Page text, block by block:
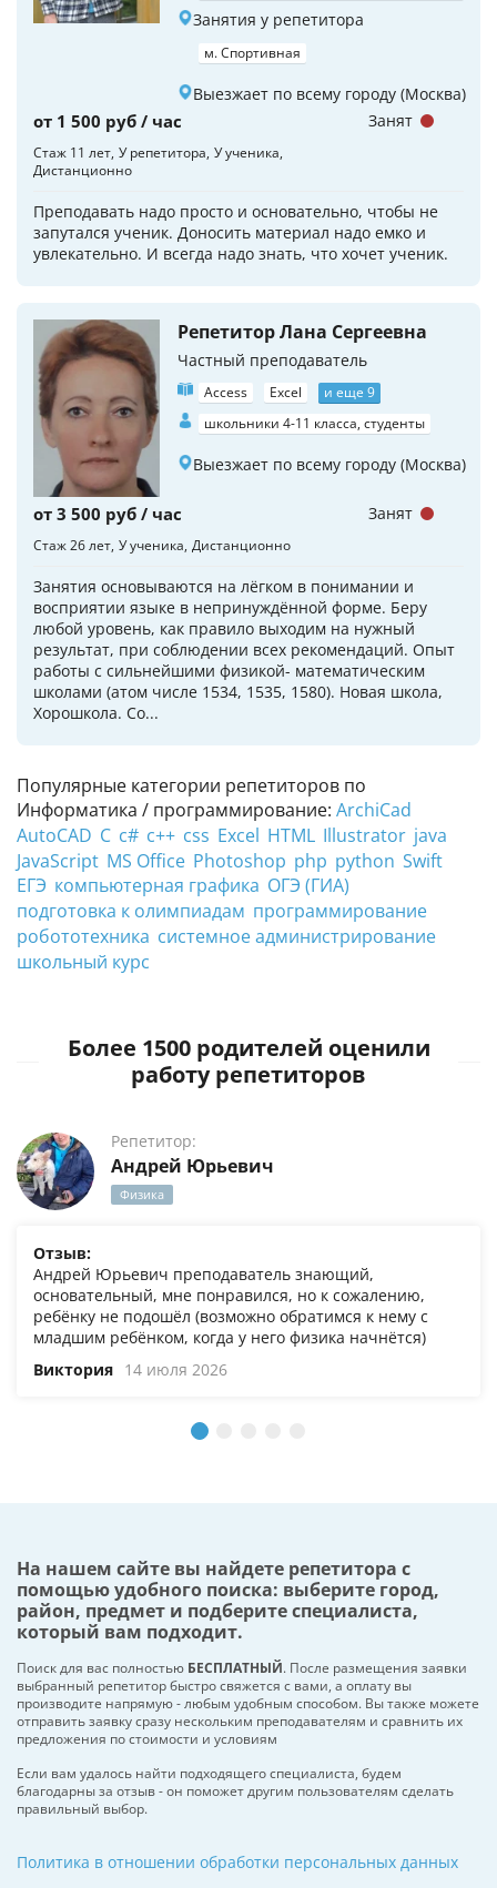
Популярные категории репетиторов по
Информатика / программирование: ArchiCad
AutoCAD C c# c++ css Excel HTML Illustrator java
JavaScript MS Office Photoshop php python Swift
ЕГЭ компьютерная графика ОГЭ (ГИА)
подготовка к олимпиадам программирование
робототехника системное администрирование
школьный курс
Занятия у репетитора
м. Спортивная
Выезжает по всему городу (Москва)
от 1 500 руб / час
Стаж 11 лет У репетитора У ученика
Дистанционно
Преподавать надо просто и основательно, чтобы не
запутался ученик. Доносить материал надо емко и
увлекательно. И всегда надо знать, что хочет ученик.
Занят
Репетитор Лана Сергеевна
Частный преподаватель
Access Excel
и еще 9
школьники 4-11 класса, студенты
Выезжает по всему городу (Москва)
от 3 500 руб / час
Стаж 26 лет У ученика Дистанционно
Занятия основываются на лёгком в понимании и
восприятии языке в непринуждённой форме. Беру
любой уровень, как правило выходим на нужный
результат, при соблюдении всех рекомендаций. Опыт
работы с сильнейшими физикой- математическим
школами (атом числе 1534, 1535, 1580). Новая школа,
Хорошкола. Со...
Занят
Более 1500 родителей оценили
работу репетиторов
Репетитор:
Андрей Юрьевич
Физика
Отзыв:
Андрей Юрьевич преподаватель знающий,
основательный, мне понравился, но к сожалению,
ребёнку не подошёл (возможно обратимся к нему с
младшим ребёнком, когда у него физика начнётся)
Виктория 14 июля 2026
На нашем сайте вы найдете репетитора с
помощью удобного поиска: выберите город,
район, предмет и подберите специалиста,
который вам подходит.
Поиск для вас полностью БЕСПЛАТНЫЙ. После размещения заявки
выбранный репетитор быстро свяжется с вами, а оплату вы
производите напрямую - любым удобным способом. Вы также можете
отправить заявку сразу нескольким преподавателям и сравнить их
предложения по стоимости и условиям
Если вам удалось найти подходящего специалиста, будем
благодарны за отзыв - он поможет другим пользователям сделать
правильный выбор.
Политика в отношении обработки персональных данных